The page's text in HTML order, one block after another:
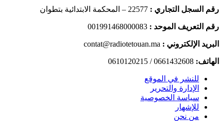
رقم السجل التجاري : 22577 – المحكمة الابتدائية بتطوان
رقم التعريف الموحد : 001991468000083
البريد الإلكتروني : contat@radiotetouan.ma
الهاتف: 0661432608 / 0610120215
للنشر في الموقع
الإدارة والتحرير
سياسة الخصوصية
للإشهار
من نحن